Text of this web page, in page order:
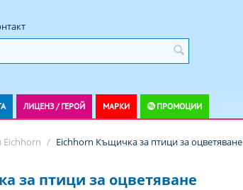
ЛИЦЕНЗ / ГЕРОЙ МАРКИ ПРОМОЦИИ
/ Eichhorn Къщичка за птици за оцветяване
за птици за оцветяване